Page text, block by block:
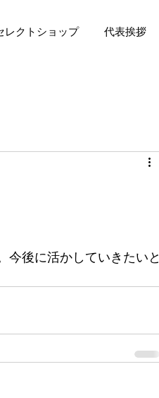
レクトショップ 代表挨拶
今後に活かしていきたいと